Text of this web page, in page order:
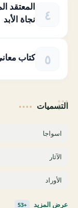
المعتقد
نجاة الأبد
كتاب
التسميات